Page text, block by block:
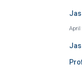
April